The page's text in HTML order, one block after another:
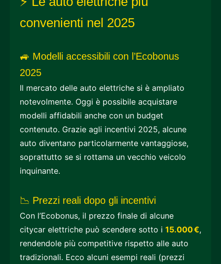
convenienti nel 2025
🚙 Modelli accessibili con l’Ecobonus
2025
Il mercato delle auto elettriche si è ampliato
notevolmente. Oggi è possibile acquistare
modelli affidabili anche con un budget
contenuto. Grazie agli incentivi 2025, alcune
auto diventano particolarmente vantaggiose,
soprattutto se si rottama un vecchio veicolo
inquinante.
📉 Prezzi reali dopo gli incentivi
Con l’Ecobonus, il prezzo finale di alcune
citycar elettriche può scendere sotto i 15.000 €,
rendendole più competitive rispetto alle auto
tradizionali. Ecco alcuni esempi reali (prezzi